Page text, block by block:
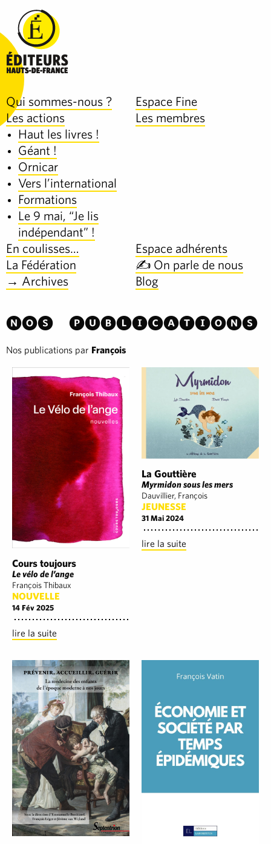
Qui sommes-nous ?
Espace Fine
Les actions
Haut les livres !
Géant !
Ornicar
Vers l’international
Formations
Le 9 mai, “Je lis
indépendant” !
Les membres
En coulisses…
Espace adhérents
La Fédération
✍️ On parle de nous
→ Archives
Blog
Nos publications
Nos publications par François
Cours toujours
Le vélo de l’ange
François Thibaux
NOUVELLE
14 Fév 2025
lire la suite
La Gouttière
Myrmidon sous les mers
Dauvillier, François
JEUNESSE
31 Mai 2024
lire la suite